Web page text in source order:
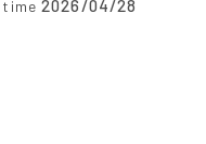
time2026/04/28